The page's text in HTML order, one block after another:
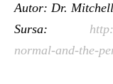
Autor: Dr.
Sursa:
normal-and-the-